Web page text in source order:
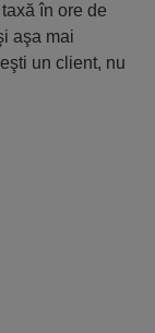
în ore de
aşa mai
un client, nu